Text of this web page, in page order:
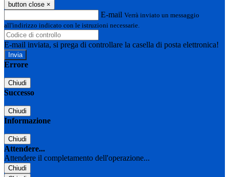
button close ×
E-mail Verrà inviato un messaggio
all'indirizzo indicato con le istruzioni necessarie.
E-mail inviata, si prega di controllare la casella di posta elettronica!
Errore
Chiudi
Successo
Chiudi
Informazione
Chiudi
Attendere...
Attendere il completamento dell'operazione...
Chiudi